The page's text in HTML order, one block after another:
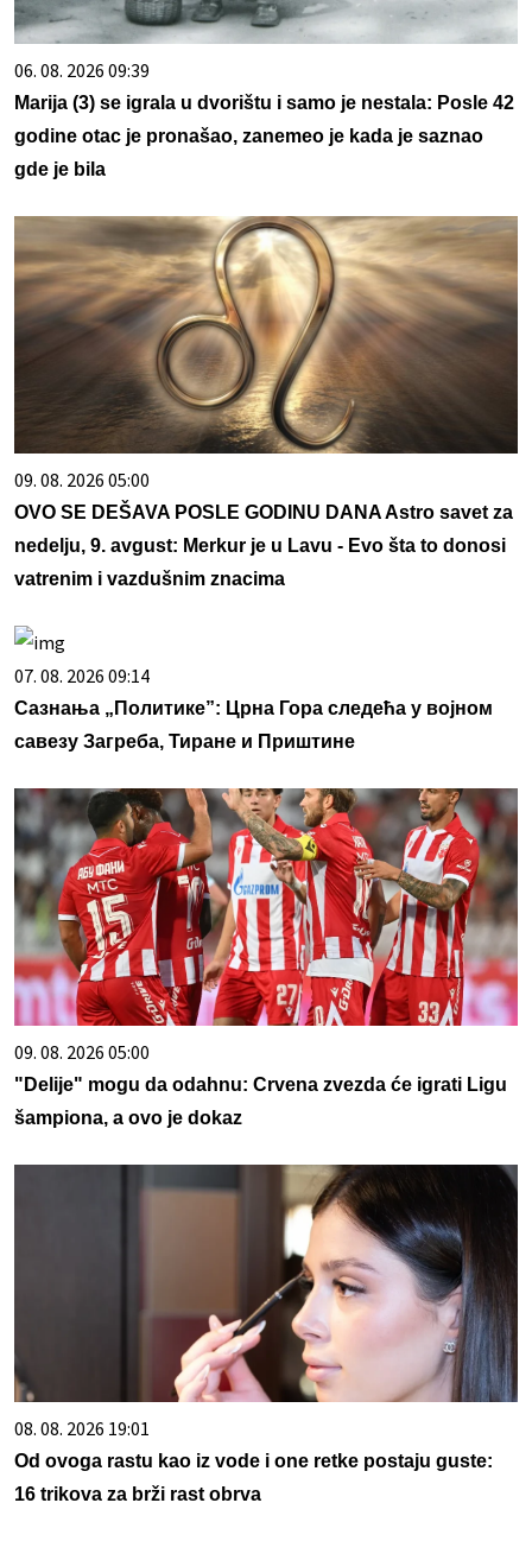
06. 08. 2026 09:39
Marija (3) se igrala u dvorištu i samo je nestala: Posle 42
godine otac je pronašao, zanemeo je kada je saznao
gde je bila
09. 08. 2026 05:00
OVO SE DEŠAVA POSLE GODINU DANA Astro savet za
nedelju, 9. avgust: Merkur je u Lavu - Evo šta to donosi
vatrenim i vazdušnim znacima
07. 08. 2026 09:14
Сазнања „Политике”: Црна Гора следећа у војном
савезу Загреба, Тиране и Приштине
09. 08. 2026 05:00
"Delije" mogu da odahnu: Crvena zvezda će igrati Ligu
šampiona, a ovo je dokaz
08. 08. 2026 19:01
Od ovoga rastu kao iz vode i one retke postaju guste:
16 trikova za brži rast obrva